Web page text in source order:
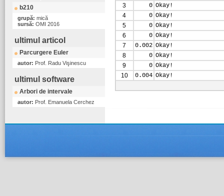
b210
grupă: mică
sursă: OMI 2016
ultimul articol
Parcurgere Euler
autor: Prof. Radu Vişinescu
ultimul software
Arbori de intervale
autor: Prof. Emanuela Cerchez
3
0 Okay!
4
0 Okay!
5
0 Okay!
6
0 Okay!
7
0.002 Okay!
8
0 Okay!
9
0 Okay!
10
0.004 Okay!